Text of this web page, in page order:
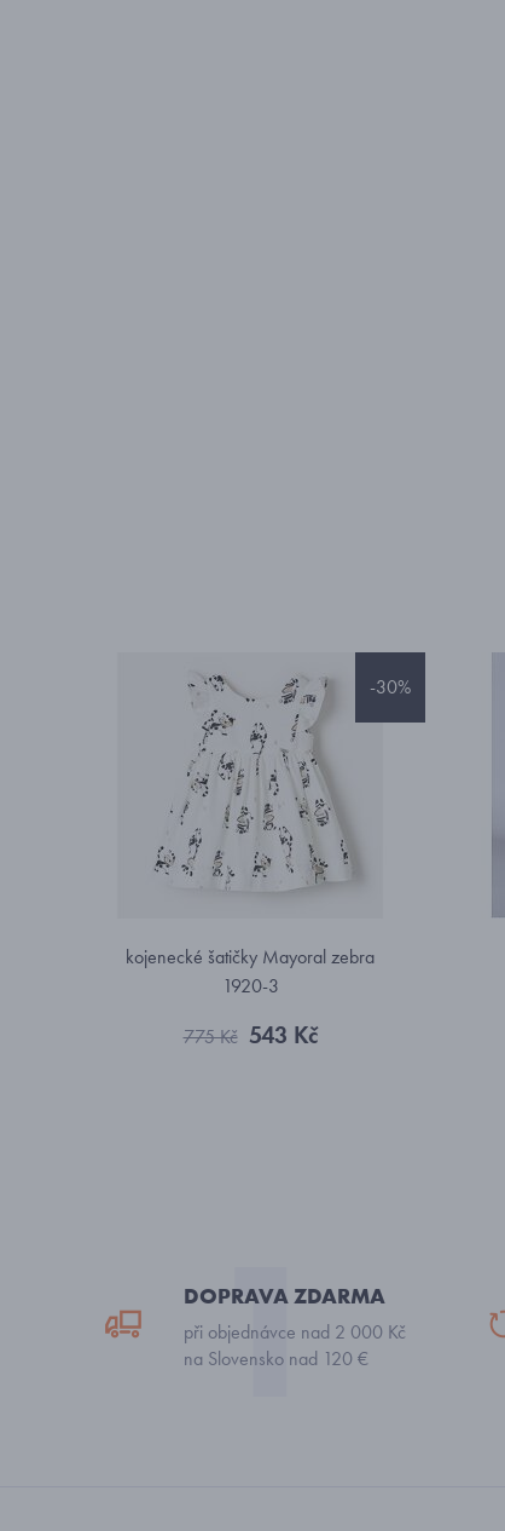
-30%
kojenecké šatičky Mayoral zebra
1920-3
775 Kč 543 Kč
DOPRAVA ZDARMA
při objednávce nad 2 000 Kč
na Slovensko nad 120 €